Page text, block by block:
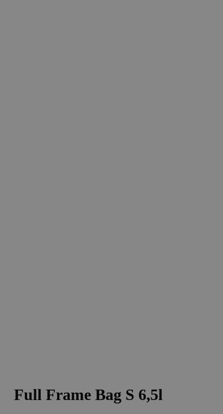
Full Frame Bag S 6,5l